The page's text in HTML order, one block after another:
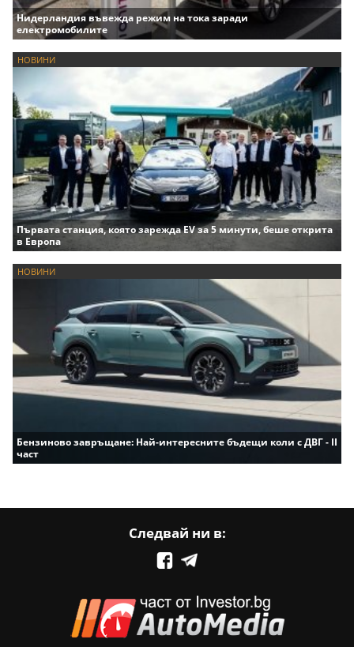
Нидерландия въвежда режим на тока заради
електромобилите
НОВИНИ
Първата станция, която зарежда EV за 5 минути, беше открита
в Европа
НОВИНИ
Бензиново завръщане: Най-интересните бъдещи коли с ДВГ - II
част
Следвай ни в: